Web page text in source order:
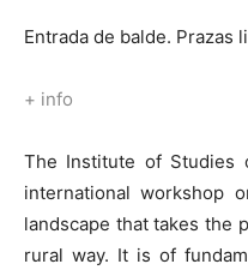
Entrada de balde. Prazas
+ info
The Institute of Studies
international workshop
landscape that takes the
rural way. It is of